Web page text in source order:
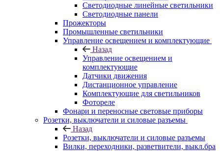
Светодиодные линейные светильники
Светодиодные панели
Прожекторы
Промышленные светильники
Управление освещением и комплектующие
Назад
Управление освещением и
комплектующие
Датчики движения
Дистанционное управление
Комплектующие для светильников
Фотореле
Фонари и переносные световые приборы
Розетки, выключатели и силовые разъемы
Назад
Розетки, выключатели и силовые разъемы
Вилки, переходники, разветвители, выкл.бра